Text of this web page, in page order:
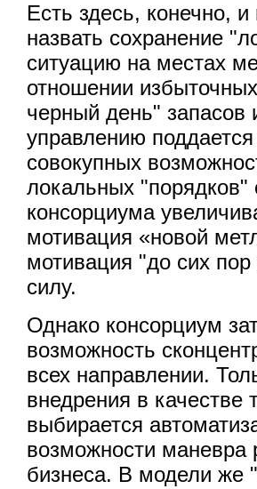
Есть здесь, конечно,
назвать сохранение
ситуацию на местах
отношении
черный день" запасов
управлению
совокупных
локальных
консорциума
мотивация «новой
мотивация "до сих
силу.
Однако консорциум
возможность
всех направлении.
внедрения в качестве
выбирается
возможности маневра
бизнеса. В модели же